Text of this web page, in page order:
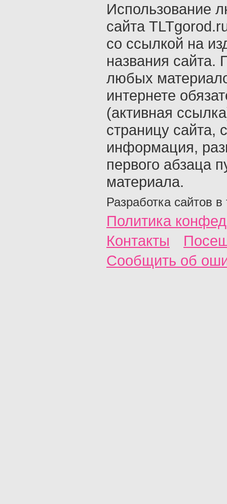
Использование
сайта
со ссылкой на
названия сайта.
любых
интернете
(активная
страницу сайта,
информация,
первого абзаца
материала.
Разработка сайтов в
Политика
Контакты
Сообщить об